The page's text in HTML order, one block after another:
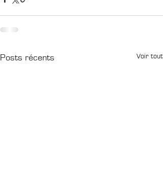
Posts récents Voir tout